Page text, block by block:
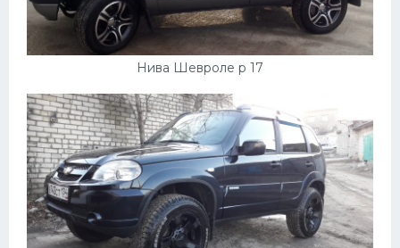
Нива Шевроле р 17